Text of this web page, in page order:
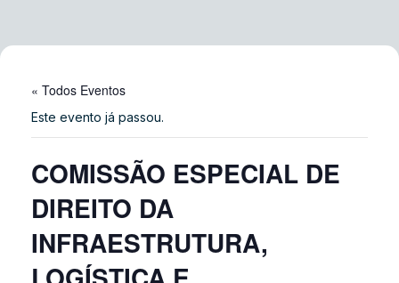
« Todos Eventos
Este evento já passou.
COMISSÃO ESPECIAL DE
DIREITO DA
INFRAESTRUTURA,